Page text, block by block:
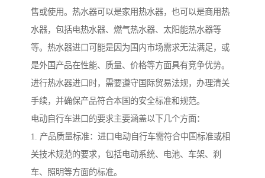
售或使用。热水器可以是家用热水器，也可以是商用热
水器，包括电热水器、燃气热水器、太阳能热水器等
等。热水器进口可能是因为国内市场需求无法满足，或
是外国产品在性能、质量、价格等方面具有竞争优势。
进行热水器进口时，需要遵守国际贸易法规，办理清关
手续，并确保产品符合本国的安全标准和规范。
电动自行车进口的要求主要涵盖以下几个方面：
1. 产品质量标准：进口电动自行车需符合中国标准或相
关技术规范的要求，包括电动系统、电池、车架、刹
车、照明等方面的标准。